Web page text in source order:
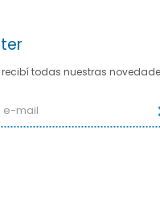
recibí todas nuestras